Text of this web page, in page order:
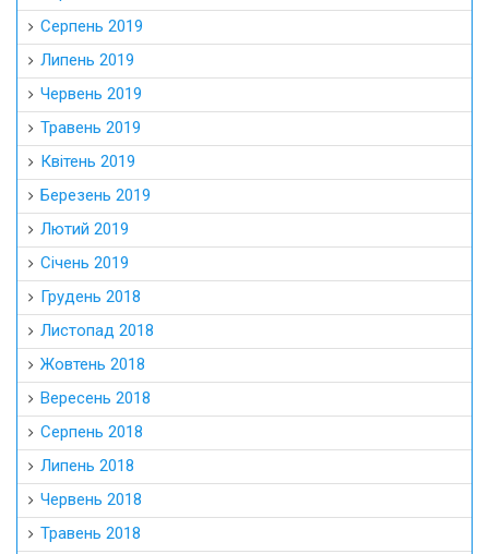
Серпень 2019
Липень 2019
Червень 2019
Травень 2019
Квітень 2019
Березень 2019
Лютий 2019
Січень 2019
Грудень 2018
Листопад 2018
Жовтень 2018
Вересень 2018
Серпень 2018
Липень 2018
Червень 2018
Травень 2018